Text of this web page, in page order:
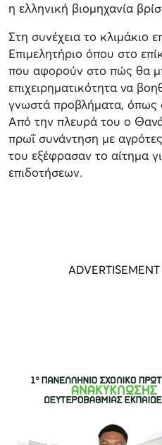
η ελληνική βιομηχανία
Στη συνέχεια το κλιμάκιο
Επιμελητήριο όπου στο
που αφορούν στο πώς θα
επιχειρηματικότητα να
γνωστά προβλήματα, όπως
Από την πλευρά του ο
πρωΐ συνάντηση με
του εξέφρασαν το αίτημα
επιδοτήσεων.